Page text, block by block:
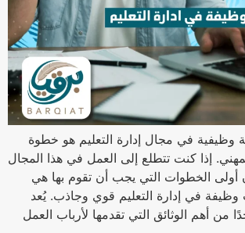
في مجال إدارة التعليم هو خطوة
إذا كنت تتطلع إلى العمل في هذا المجال
أولى الخطوات التي يجب أن تقوم بها هي
في إدارة التعليم قوي وجاذب. يُعد
أهم الوثائق التي تقدمها لأرباب العمل